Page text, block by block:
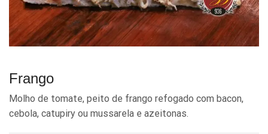
Frango
Molho de tomate, peito de frango refogado com bacon,
cebola, catupiry ou mussarela e azeitonas.